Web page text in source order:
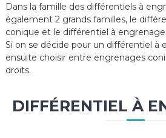
Dans la famille des différentiels à
également 2 grands familles, le
conique et le différentiel à
Si on se décide pour un différentiel à
ensuite choisir entre engrenages
droits.
DIFFÉRENTIEL À